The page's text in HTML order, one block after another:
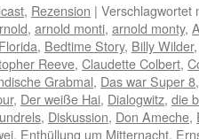
, Rezension | Verschlagwortet
, arnold monti, arnold monty,
, Bedtime Story, Billy Wilder
Reeve, Claudette Colbert,
Grabmal, Das war Super 8
, Der weiße Hai, Dialogwitz, die
, Diskussion, Don Ameche,
, Enthüllung um Mitternacht,